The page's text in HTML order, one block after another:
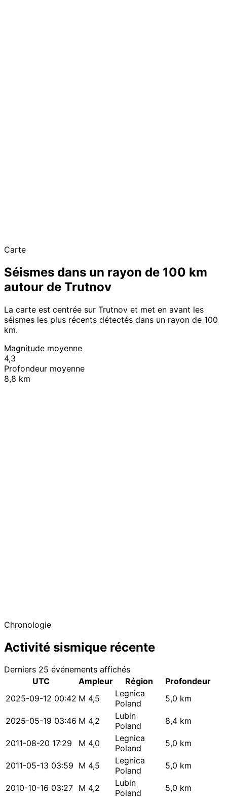
Carte
Séismes dans un rayon de 100 km
autour de Trutnov
La carte est centrée sur Trutnov et met en avant les
séismes les plus récents détectés dans un rayon de 100
km.
Magnitude moyenne
4,3
Profondeur moyenne
8,8 km
Chronologie
Activité sismique récente
Derniers 25 événements affichés
UTC
Ampleur Région
Profondeur
2025-09-12 00:42 M 4,5
Legnica
Poland
5,0 km
2025-05-19 03:46 M 4,2
Lubin
Poland
8,4 km
2011-08-20 17:29 M 4,0
Legnica
Poland
5,0 km
2011-05-13 03:59 M 4,5
Legnica
Poland
5,0 km
2010-10-16 03:27 M 4,2
Lubin
Poland
5,0 km